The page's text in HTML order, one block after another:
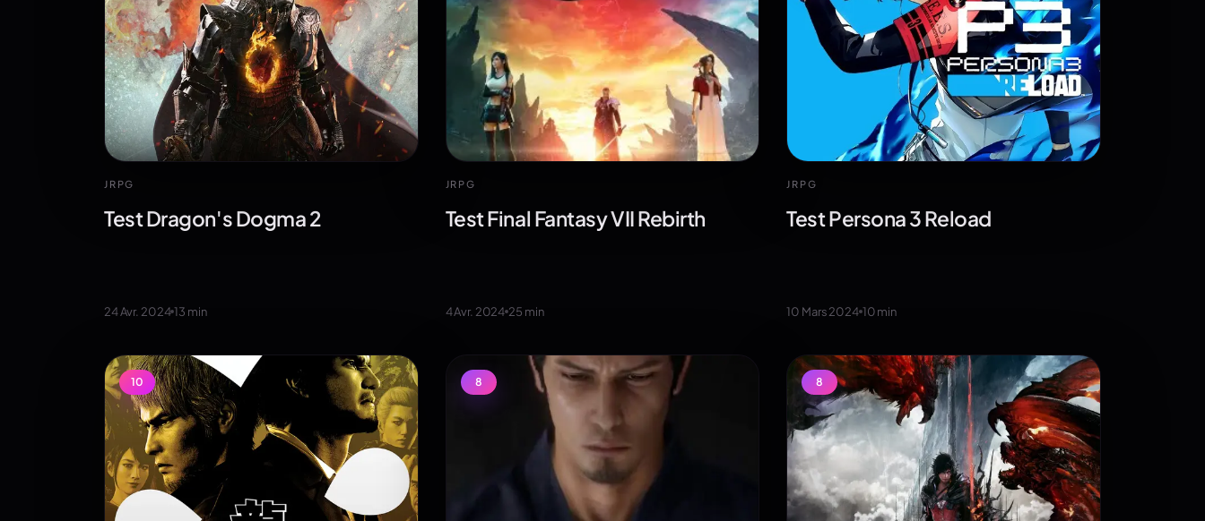
JRPG
Test Dragon's Dogma 2
24 Avr. 2024 13 min
JRPG
Test Final Fantasy VII Rebirth
4 Avr. 2024 25 min
JRPG
Test Persona 3 Reload
10 Mars 2024 10min
10 8 8